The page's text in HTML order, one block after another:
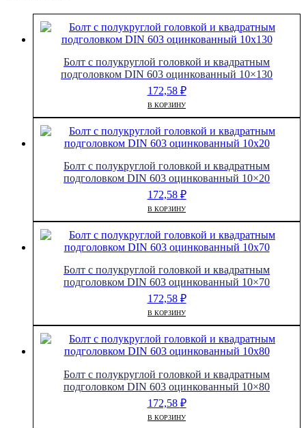
70,7805-
6x10
Болт с полукруглой головкой и квадратным
подголовком DIN 603 оцинкованный 10×130
172,58 ₽
В КОРЗИНУ
Болт с полукруглой головкой и квадратным
подголовком DIN 603 оцинкованный 10×20
172,58 ₽
В КОРЗИНУ
Болт с полукруглой головкой и квадратным
подголовком DIN 603 оцинкованный 10×70
172,58 ₽
В КОРЗИНУ
Болт с полукруглой головкой и квадратным
подголовком DIN 603 оцинкованный 10×80
172,58 ₽
В КОРЗИНУ